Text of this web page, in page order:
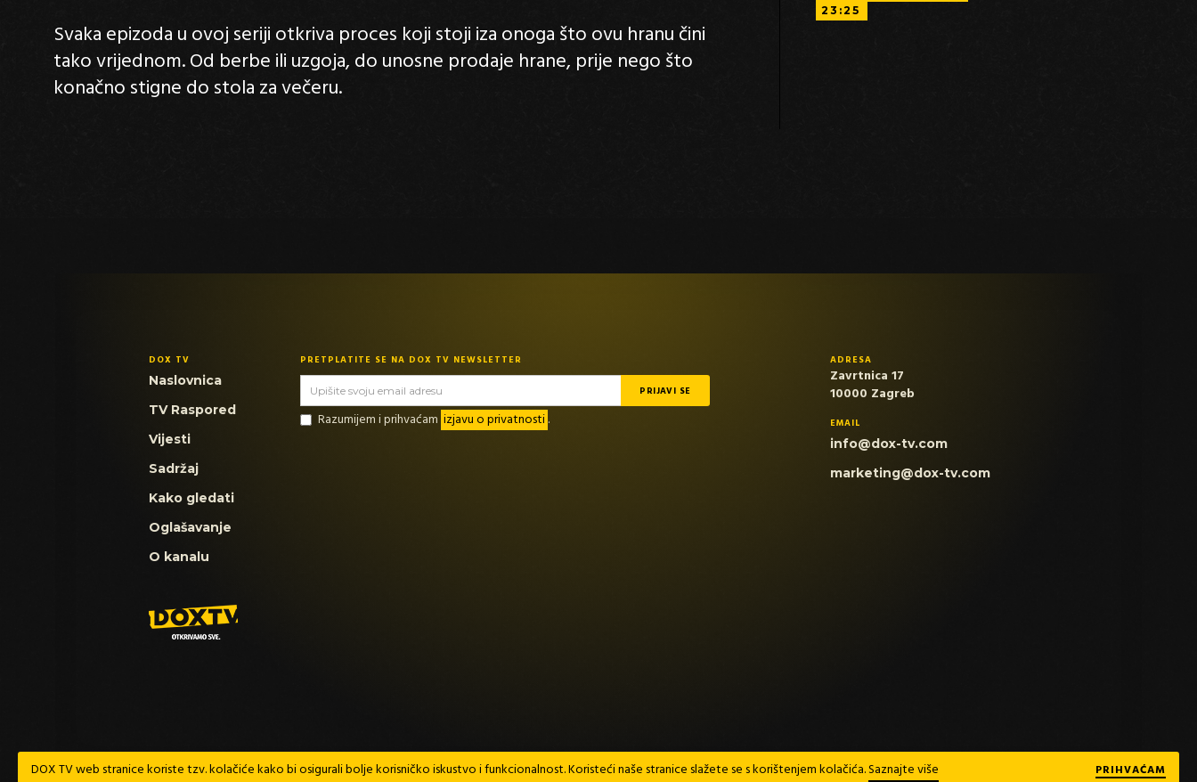
Svaka epizoda u ovoj seriji otkriva proces koji stoji iza onoga što ovu hranu čini
tako vrijednom. Od berbe ili uzgoja, do unosne prodaje hrane, prije nego što
konačno stigne do stola za večeru.
23:25
DOX TV
Naslovnica
TV Raspored
Vijesti
Sadržaj
Kako gledati
Oglašavanje
O kanalu
PRETPLATITE SE NA DOX TV NEWSLETTER
Razumijem i prihvaćam izjavu o privatnosti.
ADRESA
Zavrtnica 17
10000 Zagreb
EMAIL
info@dox-tv.com
marketing@dox-tv.com
DOX TV web stranice koriste tzv. kolačiće kako bi osigurali bolje korisničko iskustvo i funkcionalnost. Koristeći naše stranice slažete se s korištenjem kolačića.Saznajte više PRIHVAĆAM